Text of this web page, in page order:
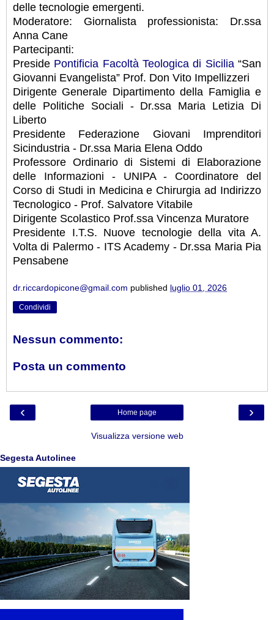
delle tecnologie emergenti.
Moderatore: Giornalista professionista: Dr.ssa
Anna Cane
Partecipanti:
Preside Pontificia Facoltà Teologica di Sicilia“San
Giovanni Evangelista” Prof. Don Vito Impellizzeri
Dirigente Generale Dipartimento della Famiglia e
delle Politiche Sociali - Dr.ssa Maria Letizia Di
Liberto
Presidente Federazione Giovani Imprenditori
Sicindustria - Dr.ssa Maria Elena Oddo
Professore Ordinario di Sistemi di Elaborazione
delle Informazioni - UNIPA - Coordinatore del
Corso di Studi in Medicina e Chirurgia ad Indirizzo
Tecnologico - Prof. Salvatore Vitabile
Dirigente Scolastico Prof.ssa Vincenza Muratore
Presidente I.T.S. Nuove tecnologie della vita A.
Volta di Palermo - ITS Academy - Dr.ssa Maria Pia
Pensabene
dr.riccardopicone@gmail.com published luglio 01, 2026
Condividi
Nessun commento:
Posta un commento
‹ ›
Home page
Visualizza versione web
Segesta Autolinee